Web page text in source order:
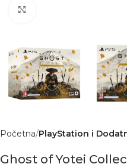
Početna PlayStation i
Ghost of Yotei